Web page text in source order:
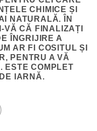
CHIMICE ȘI
NATURALĂ. ÎN
VĂ CĂ FINALIZAȚI
ÎNGRIJIRE A
AR FI COSITUL ȘI
PENTRU A VĂ
ESTE COMPLET
IARNĂ.